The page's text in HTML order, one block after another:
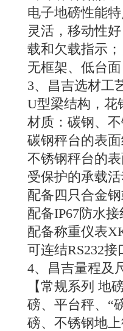
电子地磅性能
灵活，移动性
载和欠载指示
无框架、低台
3、昌吉选材工
U型梁结构，花
材质：碳钢、
碳钢秤台的表
不锈钢秤台的
受保护的承载
配备四只合金
配备IP67防水
配备称重仪表
可连结RS232接
4、昌吉量程及
【常规系列 地
磅、平台秤、“
磅、不锈钢地